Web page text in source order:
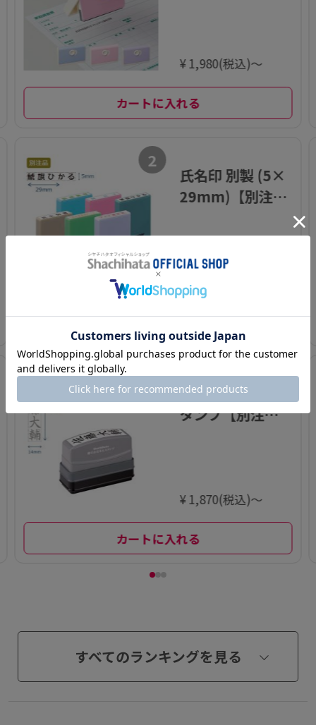
¥ 1,980(税込)～
カートに入れる
2
氏名印 別製 (5×
29mm)【別注
¥ 660(税込)～
印面設定
3
慶弔おなまえス
タンプ【別注
¥ 1,870(税込)～
カートに入れる
すべてのランキングを見る